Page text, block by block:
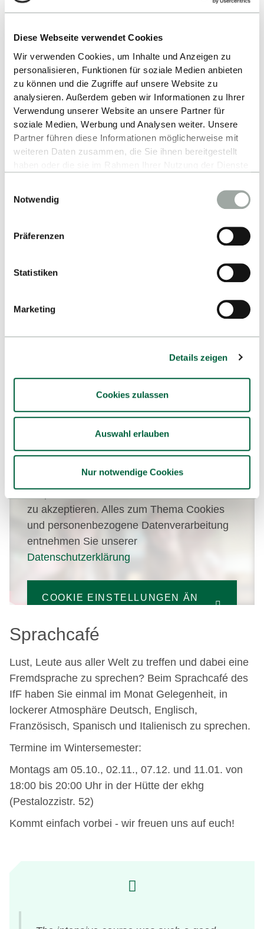
Diese Webseite verwendet Cookies
Wir verwenden Cookies, um Inhalte und Anzeigen zu
personalisieren, Funktionen für soziale Medien anbieten
zu können und die Zugriffe auf unsere Website zu
analysieren. Außerdem geben wir Informationen zu Ihrer
Verwendung unserer Website an unsere Partner für
soziale Medien, Werbung und Analysen weiter. Unsere
Partner führen diese Informationen möglicherweise mit
weiteren Daten zusammen, die Sie ihnen bereitgestellt
Alles zum Thema Cookies und personenbezogene
Datenverarbeitung entnehmen Sie unserer
Notwendig
Präferenzen
Statistiken
Marketing
Details zeigen
Cookies zulassen
Auswahl erlauben
Nur notwendige Cookies
Tandempartner:innen mit unterschiedlichen
Muttersprachen gemeinsam in lockerer Atmosphäre
Learn a language - join a tandem!
Liebe Besucher:innen, um relevante Inhalte
abspielen zu können, bitten wir Sie Cookies
zu akzeptieren. Alles zum Thema Cookies
und personenbezogene Datenverarbeitung
entnehmen Sie unserer
Datenschutzerklärung
COOKIE EINSTELLUNGEN ÄN
Sprachcafé
Lust, Leute aus aller Welt zu treffen und dabei eine
Fremdsprache zu sprechen? Beim Sprachcafé des
IfF haben Sie einmal im Monat Gelegenheit, in
lockerer Atmosphäre Deutsch, Englisch,
Französisch, Spanisch und Italienisch zu sprechen.
Termine im Wintersemester:
Montags am 05.10., 02.11., 07.12. und 11.01. von
18:00 bis 20:00 Uhr in der Hütte der ekhg
(Pestalozzistr. 52)
Kommt einfach vorbei - wir freuen uns auf euch!